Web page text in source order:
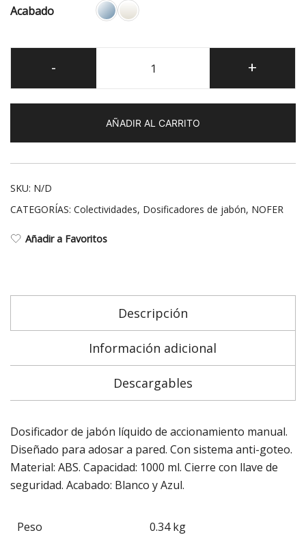
Acabado
-
Dosificador
líquido
ABS
cantidad
+
AÑADIR AL CARRITO
SKU: N/D
CATEGORÍAS: Colectividades, Dosificadores de jabón, NOFER
Añadir a Favoritos
Descripción
Información adicional
Descargables
Dosificador de jabón líquido de accionamiento manual.
Diseñado para adosar a pared. Con sistema anti-goteo.
Material: ABS. Capacidad: 1000 ml. Cierre con llave de
seguridad. Acabado: Blanco y Azul.
Peso 0.34 kg